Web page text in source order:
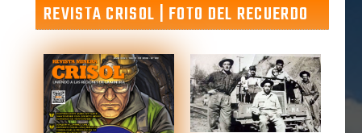
REVISTA CRISOL | FOTO DEL RECUERDO